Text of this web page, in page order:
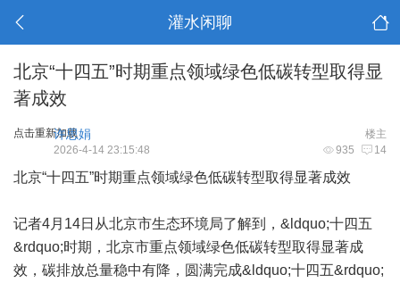
灌水闲聊
北京“十四五”时期重点领域绿色低碳转型取得显
著成效
点击重新加载 楼主
许思娟
935 14
2026-4-14 23:15:48
北京“十四五”时期重点领域绿色低碳转型取得显著成效
记者4月14日从北京市生态环境局了解到，&ldquo;十四五
&rdquo;时期，北京市重点领域绿色低碳转型取得显著成
效，碳排放总量稳中有降，圆满完成&ldquo;十四五&rdquo;